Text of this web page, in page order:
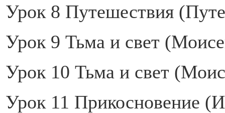
Урок 8 Путешествия
Урок 9 Тьма и свет
Урок 10 Тьма и свет
Урок 11 Прикосновение